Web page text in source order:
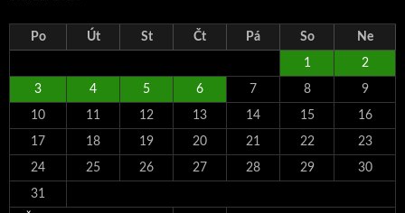
Po Út St Čt Pá So Ne
1 2
3 4 5 6 7 8 9
10 11 12 13 14 15 16
17 18 19 20 21 22 23
24 25 26 27 28 29 30
31